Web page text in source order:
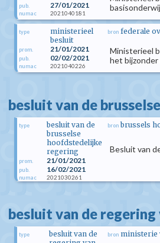
pub. 27/01/2021
numac 2021040181
type
ministerieel
besluit
prom. 21/01/2021
pub. 02/02/2021
numac 2021040226
bron federale
Ministerieel
het
besluit van de
type
besluit van de
brusselse
hoofdstedelijke
regering
prom. 21/01/2021
pub. 16/02/2021
numac 2021030261
bron brussels
Besluit van
besluit van de regering
type
besluit van de
bron ministerie